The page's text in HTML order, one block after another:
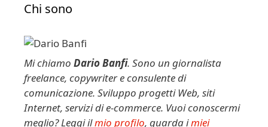
Chi sono
Mi chiamo Dario Banfi. Sono un giornalista
freelance, copywriter e consulente di
comunicazione. Sviluppo progetti Web, siti
Internet, servizi di e-commerce. Vuoi conoscermi
meglio? Leggi ilmio profilo, guarda imiei